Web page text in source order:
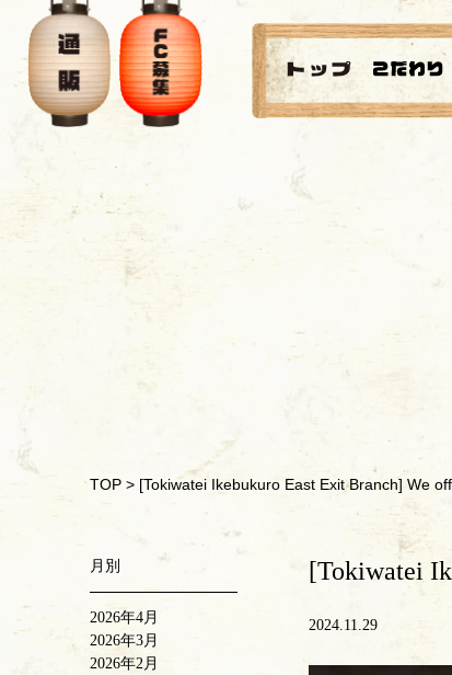
TOP > [Tokiwatei Ikebukuro East Exit Branch] We
[Tokiwatei
2024.11.29
月別
2026年4月
2026年3月
2026年2月